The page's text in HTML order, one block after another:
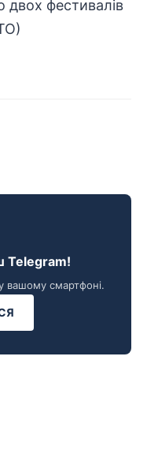
Telegram!
вашому смартфоні.